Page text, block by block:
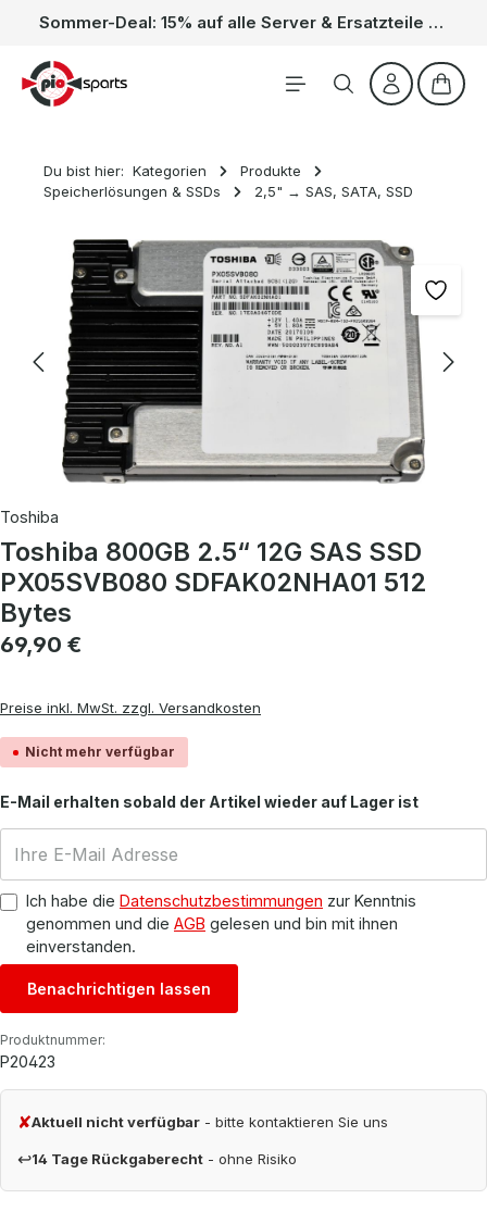
Zum Hauptinhalt springen Sommer-Deal: 15% auf alle Server & Ersatzteile – Kein Code nötig, der Rabatt wird automatisch im Warenkorb abgezogen. Gültig vom 01.06. bis 31.08.
Du bist hier: Kategorien
Produkte
Speicherlösungen & SSDs
2,5" → SAS, SATA, SSD
Bildergalerie überspringen
Toshiba
Toshiba 800GB 2.5“ 12G SAS SSD
PX05SVB080 SDFAK02NHA01 512
Bytes
Regulärer Preis:
69,90 €
Preise inkl. MwSt. zzgl. Versandkosten
Nicht mehr verfügbar
E-Mail erhalten sobald der Artikel wieder auf Lager ist
Ich habe die Datenschutzbestimmungen zur Kenntnis
genommen und die AGB gelesen und bin mit ihnen
einverstanden.
Benachrichtigen lassen
Produktnummer:
P20423
✘Aktuell nicht verfügbar - bitte kontaktieren Sie uns
↩14 Tage Rückgaberecht - ohne Risiko